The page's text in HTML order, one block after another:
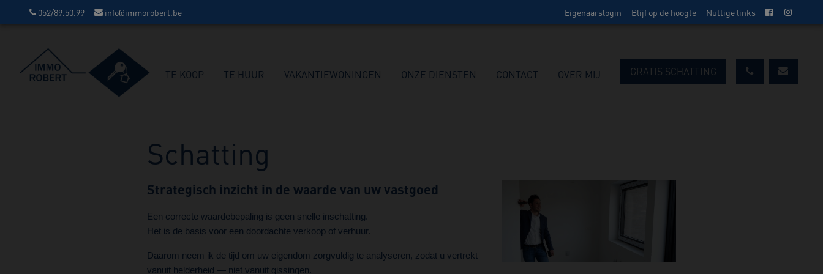
052/89.50.99 info@immorobert.be Eigenaarslogin Blijf op de hoogte Nuttige links
TE KOOP TE HUUR VAKANTIEWONINGEN ONZE DIENSTEN CONTACT OVER MIJ GRATIS SCHATTING
Schatting
Strategisch inzicht in de waarde van uw vastgoed
Een correcte waardebepaling is geen snelle inschatting.
Het is de basis voor een doordachte verkoop of verhuur.
Daarom neem ik de tijd om uw eigendom zorgvuldig te analyseren, zodat u vertrekt
vanuit helderheid — niet vanuit gissingen.